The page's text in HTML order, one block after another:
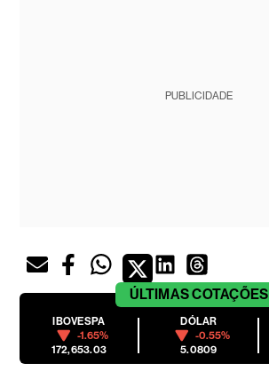
PUBLICIDADE
ÚLTIMASCOTAÇÕES
IBOVESPA
-1.65%
172,653.03
DÓLAR
-0.55%
5.0809